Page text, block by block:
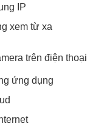
IP
xem từ xa
trên điện thoại
ứng dụng